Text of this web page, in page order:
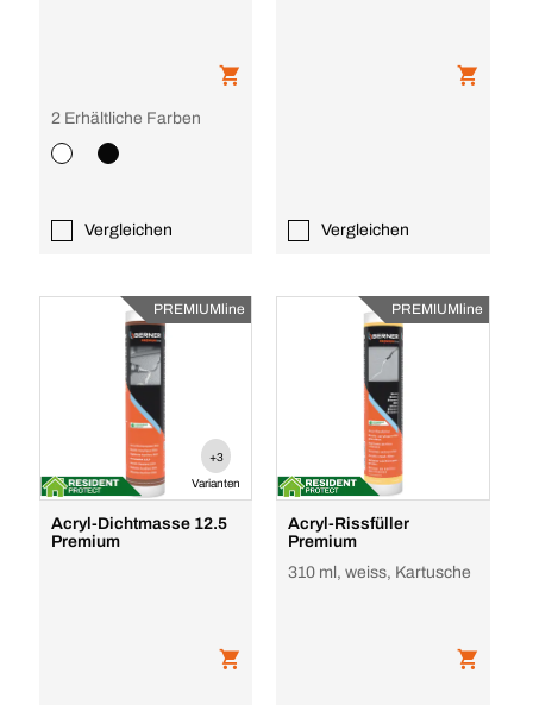
Vergleichen
2 Erhältliche Farben
Vergleichen
PREMIUMline
+3
Varianten
Acryl-Dichtmasse 12.5
Premium
PREMIUMline
Acryl-Rissfüller
Premium
310 ml, weiss, Kartusche